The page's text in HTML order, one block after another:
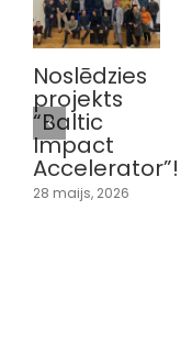
Noslēdzies
projekts
“Baltic
Impact
Accelerator”!
28 maijs, 2026